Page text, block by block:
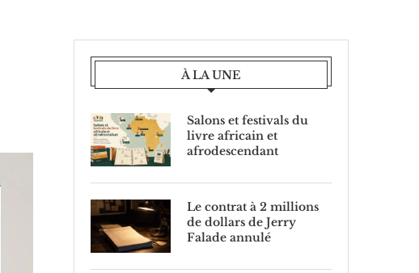
À LA UNE
Salons et festivals du
livre africain et
afrodescendant
Le contrat à 2 millions
de dollars de Jerry
Falade annulé